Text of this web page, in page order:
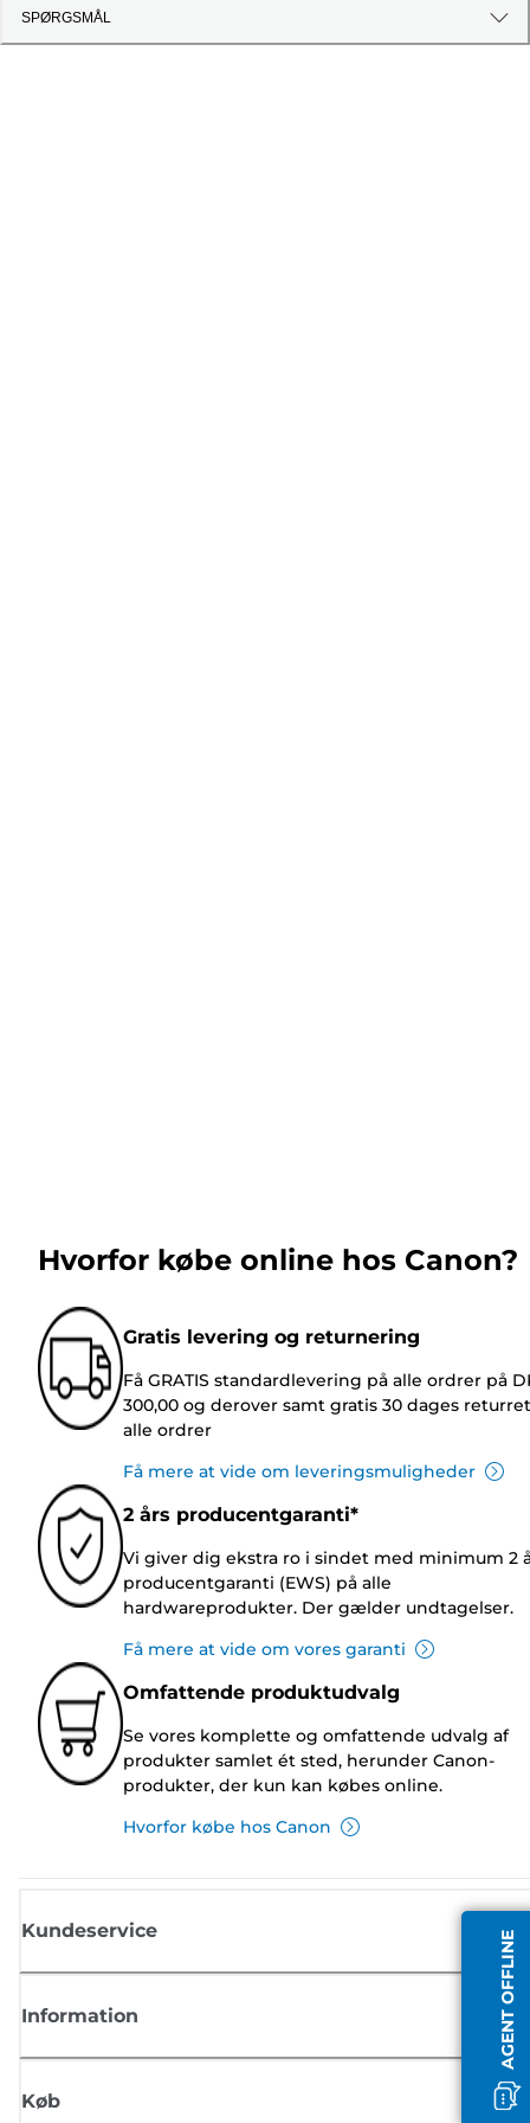
SPØRGSMÅL
AGENT OFFLINE
Hvorfor købe online hos Canon?
Gratis levering og returnering
Få GRATIS standardlevering på alle ordrer på
300,00 og derover samt gratis 30 dages
alle ordrer
Få mere at vide om leveringsmuligheder
2 års producentgaranti*
Vi giver dig ekstra ro i sindet med minimum 2
producentgaranti (EWS) på alle
hardwareprodukter. Der gælder undtagelser.
Få mere at vide om vores garanti
Omfattende produktudvalg
Se vores komplette og omfattende udvalg af
produkter samlet ét sted, herunder Canon-
produkter, der kun kan købes online.
Hvorfor købe hos Canon
Kundeservice
Information
Køb